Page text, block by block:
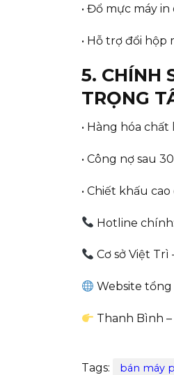
• Đổ mực máy
• Hỗ trợ đổi
5. CHÍNH
TRỌNG
• Hàng hóa
• Công nợ sau
• Chiết khấu
Hotline
Cơ sở Việt Trì
Website
Thanh Bình
Tags: bán máy